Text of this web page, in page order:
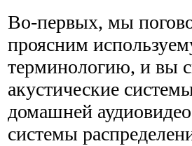
Во-первых, мы
проясним
терминологию, и вы
акустические
домашней
системы